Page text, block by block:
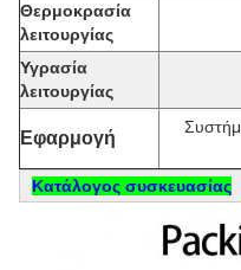
Θερμοκρασία
λειτουργίας
Υγρασία
λειτουργίας
Εφαρμογή
Κατάλογος συσκευασίας